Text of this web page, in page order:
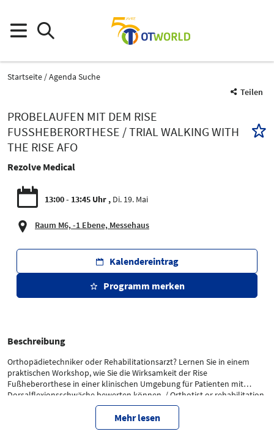
Startseite
Agenda Suche
Teilen
PROBELAUFEN MIT DEM RISE
FUSSHEBERORTHESE / TRIAL WALKING WITH T
HE RISE AFO
Rezolve Medical
13:00 - 13:45 Uhr Di. 19. Mai
Raum M6, -1 Ebene, Messehaus
Kalendereintrag
Programm merken
Beschreibung
Orthopädietechniker oder Rehabilitationsarzt? Lernen Sie in einem
praktischen Workshop, wie Sie die Wirksamkeit der Rise
Fußheberorthese in einer klinischen Umgebung für Patienten mit
Dorsalflexionsschwäche bewerten können. / Orthotist or rehabilitation
doctor? Learn during a practical workshop how to evaluate the
effectiveness of the Rise ankle-foot orthosis in a clinical setting for
patients with dorsiflexor weakness.
Mehr lesen